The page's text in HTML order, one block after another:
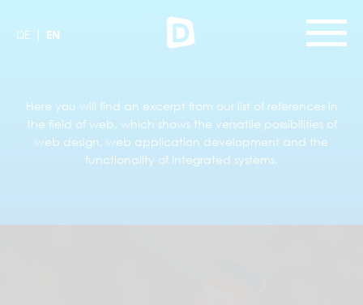
DE | EN
Here you will find an excerpt from our list of references in
the field of web, which shows the versatile possibilities of
web design, web application development and the
functionality of integrated systems.